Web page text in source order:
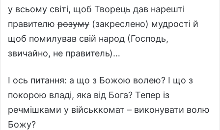
у всьому світі, щоб Творець дав нарешті
правителю розуму (закреслено) мудрості й
щоб помилував свій народ (Господь,
звичайно, не правитель)…
І ось питання: а що з Божою волею? І що з
покорою владі, яка від Бога? Тепер із
речмішками у військкомат – виконувати волю
Божу?